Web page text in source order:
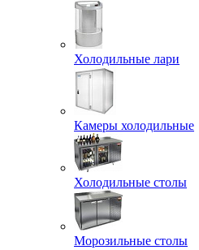
Холодильные лари
Камеры холодильные
Холодильные столы
Морозильные столы